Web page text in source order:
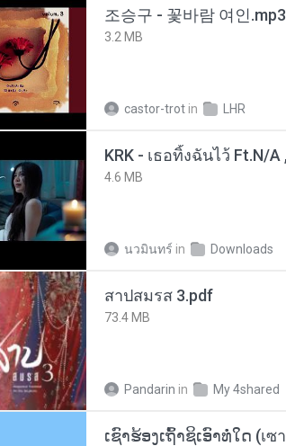
조승구 - 꽃바람 여인.mp3
3.2 MB
castor-trot in LHR
4.6 MB
นวมินทร์ in Downloads
สาปสมรส 3.pdf
73.4 MB
Pandarin in My 4shared